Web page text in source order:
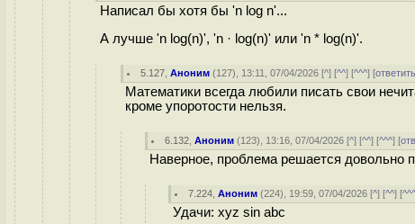
Написал бы хотя бы 'n log n'...
А лучше 'n log(n)', 'n · log(n)' или 'n * log(n)'.
5.127 ,Аноним (127), 13:11, 07/04/2026 [^] [^^] [^^^] [
Математики всегда любили писать свои
кроме упоротости нельзя.
6.132 ,Аноним (123), 13:16, 07/04/2026 [^] [^^] [^^^] [
Наверное, проблема решается довольно
7.224 ,Аноним (224), 19:59, 07/04/2026 [^] [^^] [
Удачи: xyz sin abc